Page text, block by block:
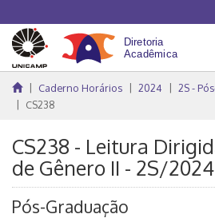
Caderno Horários 2024 2S -
CS238
CS238 - Leitura
de Gênero II - 2S/2024
Pós-Graduação